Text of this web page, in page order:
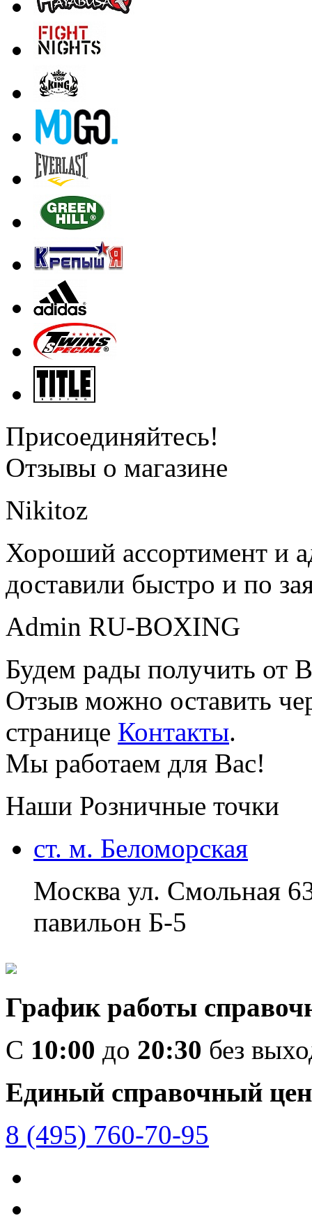
Присоединяйтесь!
Отзывы о магазине
Nikitoz
Хороший ассортимент и
доставили быстро и по
Admin RU-BOXING
Будем рады получить от
Отзыв можно оставить
странице Контакты.
Мы работаем для Вас!
Наши Розничные точки
ст. м. Беломорская
Москва ул. Смольная
павильон Б-5
График работы
C 10:00 до 20:30 без
Единый справочный
8 (495) 760-70-95